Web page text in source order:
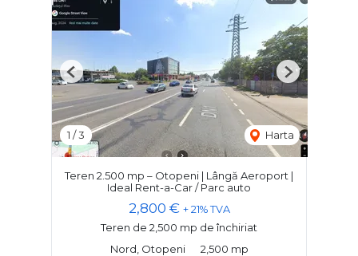
1 /3 Harta
Previous Next
Teren 2.500 mp – Otopeni | Lângă Aeroport |
Ideal Rent-a-Car / Parc auto
2,800 € + 21% TVA
Teren de 2,500 mp de închiriat
Nord, Otopeni
2,500 mp